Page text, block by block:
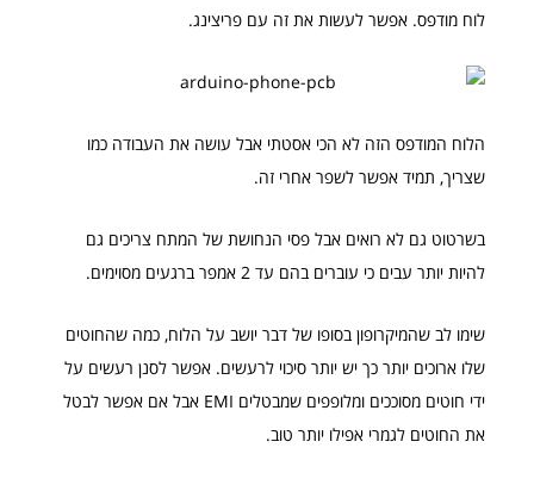
לוח מודפס. אפשר לעשות את זה עם פריצינג.
הלוח המודפס הזה לא הכי אסטתי אבל עושה את העבודה כמו
שצריך, תמיד אפשר לשפר אחרי זה.
בשרטוט גם לא רואים אבל פסי הנחושת של המתח צריכים גם
להיות יותר עבים כי עוברים בהם עד 2 אמפר ברגעים מסוימים.
שימו לב שהמיקרופון בסופו של דבר יושב על הלוח, כמה שהחוטים
שלו ארוכים יותר כך יש יותר סיכוי לרעשים. אפשר לסנן רעשים על
ידי חוטים מסוככים ומלופפים שמבטלים EMI אבל אם אפשר לבטל
את החוטים לגמרי אפילו יותר טוב.